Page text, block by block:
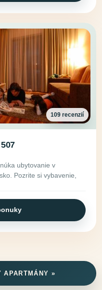
109 recenzií
ubytovanie v
Pozrite si vybavenie,
APARTMÁNY »